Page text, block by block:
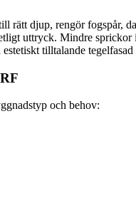
djup, rengör fogspår,
uttryck. Mindre
tilltalande
och behov: